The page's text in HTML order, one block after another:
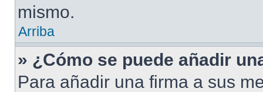
mismo.
Arriba
» ¿Cómo se puede añadir
Para añadir una firma a sus